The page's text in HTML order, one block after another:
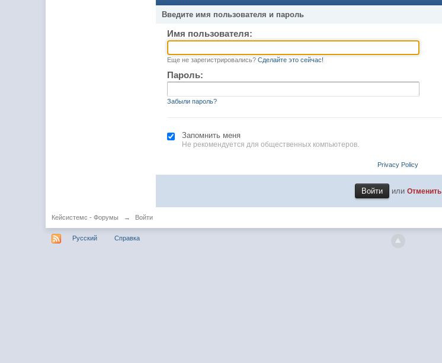
Введите имя пользователя и пароль
Имя пользователя:
Еще не зарегистрировались? Сделайте это сейчас!
Пароль:
Забыли пароль?
Запомнить меня
Не рекомендуется для общественных компьютеров.
Privacy Policy
или Отменить
Кейсистемс - Форумы → Войти
Русский Справка